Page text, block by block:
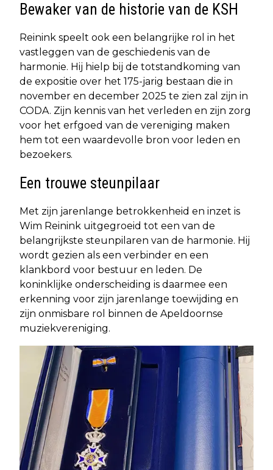
Bewaker van de historie van de KSH
Reinink speelt ook een belangrijke rol in het
vastleggen van de geschiedenis van de
harmonie. Hij hielp bij de totstandkoming van
de expositie over het 175-jarig bestaan die in
november en december 2025 te zien zal zijn in
CODA. Zijn kennis van het verleden en zijn zorg
voor het erfgoed van de vereniging maken
hem tot een waardevolle bron voor leden en
bezoekers.
Een trouwe steunpilaar
Met zijn jarenlange betrokkenheid en inzet is
Wim Reinink uitgegroeid tot een van de
belangrijkste steunpilaren van de harmonie. Hij
wordt gezien als een verbinder en een
klankbord voor bestuur en leden. De
koninklijke onderscheiding is daarmee een
erkenning voor zijn jarenlange toewijding en
zijn onmisbare rol binnen de Apeldoornse
muziekvereniging.